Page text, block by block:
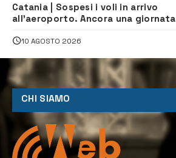
Catania | Sospesi i voli in arrivo
all’aeroporto. Ancora una giornata
10 AGOSTO 2026
CHI SIAMO